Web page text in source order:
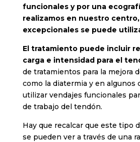
funcionales y por una
realizamos en nuestro
excepcionales se puede
El tratamiento puede incluir
carga e intensidad para el
de tratamientos para la mejora
como la diatermia y en algunos
utilizar vendajes funcionales
de trabajo del tendón.
Hay que recalcar que este tipo
se pueden ver a través de una